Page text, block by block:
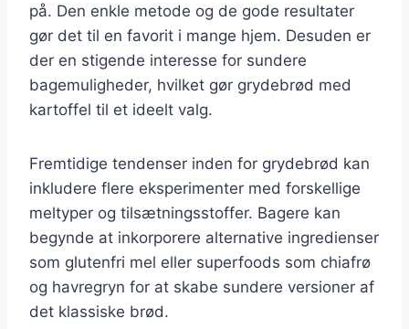
på. Den enkle metode og de gode resultater
gør det til en favorit i mange hjem. Desuden er
der en stigende interesse for sundere
bagemuligheder, hvilket gør grydebrød med
kartoffel til et ideelt valg.
Fremtidige tendenser inden for grydebrød kan
inkludere flere eksperimenter med forskellige
meltyper og tilsætningsstoffer. Bagere kan
begynde at inkorporere alternative ingredienser
som glutenfri mel eller superfoods som chiafrø
og havregryn for at skabe sundere versioner af
det klassiske brød.